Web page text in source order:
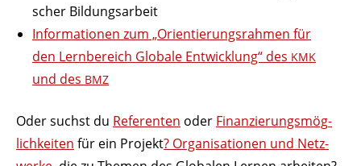
scher Bildungsarbeit
Infor­ma­tionen zum „Orien­tie­rungs­rahmen für
den Lern­be­reich Globale Entwicklung“ des KMK
und des BMZ
Oder suchst du Refe­renten oder Finan­zie­rungs­mög­
lich­keiten für ein Projekt? Orga­ni­sa­tionen und Netz­